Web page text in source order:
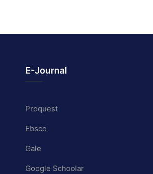
E-Journal
Proquest
Ebsco
Gale
Google Schoolar